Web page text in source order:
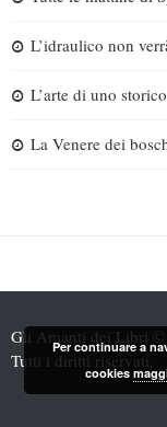
L’idraulico non
L’arte di uno
La Venere dei
Recensioni
Interviste &
Gli Amanti dei Libri ©
Tutti i diritti riservati.
Per continuare a
cookies